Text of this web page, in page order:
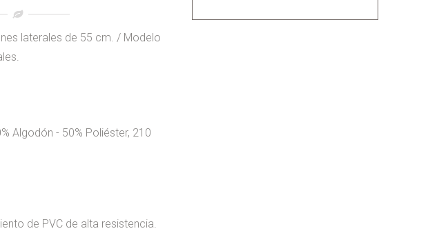
laterales de 55 cm. / Modelo
Algodón - 50% Poliéster, 210
de PVC de alta resistencia.